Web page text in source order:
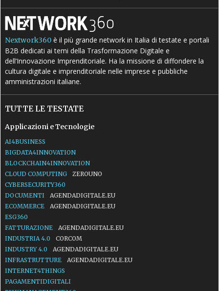
Nextwork360 è il più grande network in Italia di testate e portali
B2B dedicati ai temi della Trasformazione Digitale e
dell’Innovazione Imprenditoriale. Ha la missione di diffondere la
cultura digitale e imprenditoriale nelle imprese e pubbliche
amministrazioni italiane.
TUTTE LE TESTATE
Applicazioni e Tecnologie
AI4BUSINESS
BIGDATA4INNOVATION
BLOCKCHAIN4INNOVATION
CLOUD COMPUTING
ZEROUNO
CYBERSECURITY360
DOCUMENTI
AGENDADIGITALE.EU
ECOMMERCE
AGENDADIGITALE.EU
ESG360
FATTURAZIONE
AGENDADIGITALE.EU
INDUSTRIA 4.0
CORCOM
INDUSTRY 4.0
AGENDADIGITALE.EU
INFRASTRUTTURE
AGENDADIGITALE.EU
INTERNET4THINGS
PAGAMENTIDIGITALI